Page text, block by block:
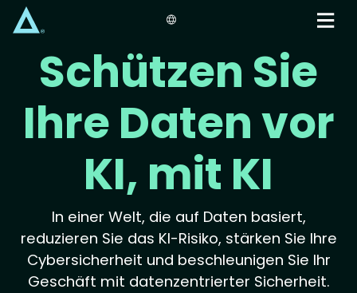
content
Schützen Sie
Ihre Daten vor
KI, mit KI
In einer Welt, die auf Daten basiert,
reduzieren Sie das KI-Risiko, stärken Sie Ihre
Cybersicherheit und beschleunigen Sie Ihr
Geschäft mit datenzentrierter Sicherheit.